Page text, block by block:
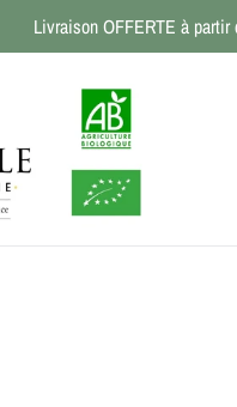
Livraison OFFERTE à